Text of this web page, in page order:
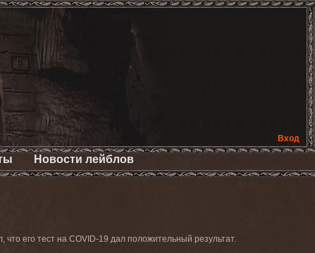
Вход
Новости лейблов
что его тест на COVID-19 дал положительный результат.